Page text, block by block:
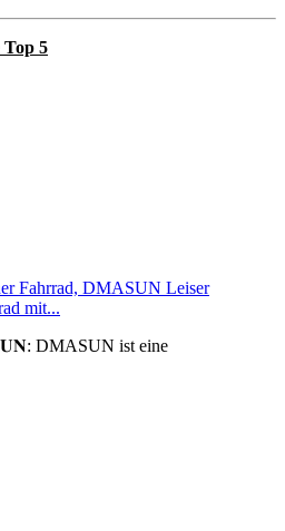
Top 5
Fahrrad, DMASUN Leiser
mit...
DMASUN ist eine